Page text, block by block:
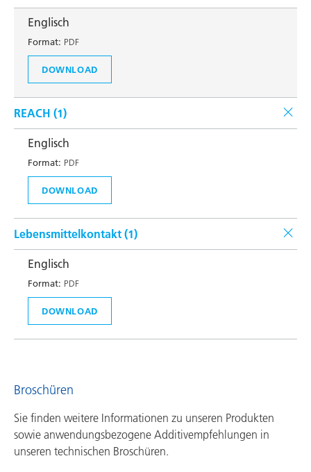
Englisch
Format: PDF
DOWNLOAD
REACH (1)
Englisch
Format: PDF
DOWNLOAD
Lebensmittelkontakt (1)
Englisch
Format: PDF
DOWNLOAD
Broschüren
Sie finden weitere Informationen zu unseren Produkten
sowie anwendungsbezogene Additivempfehlungen in
unseren technischen Broschüren.